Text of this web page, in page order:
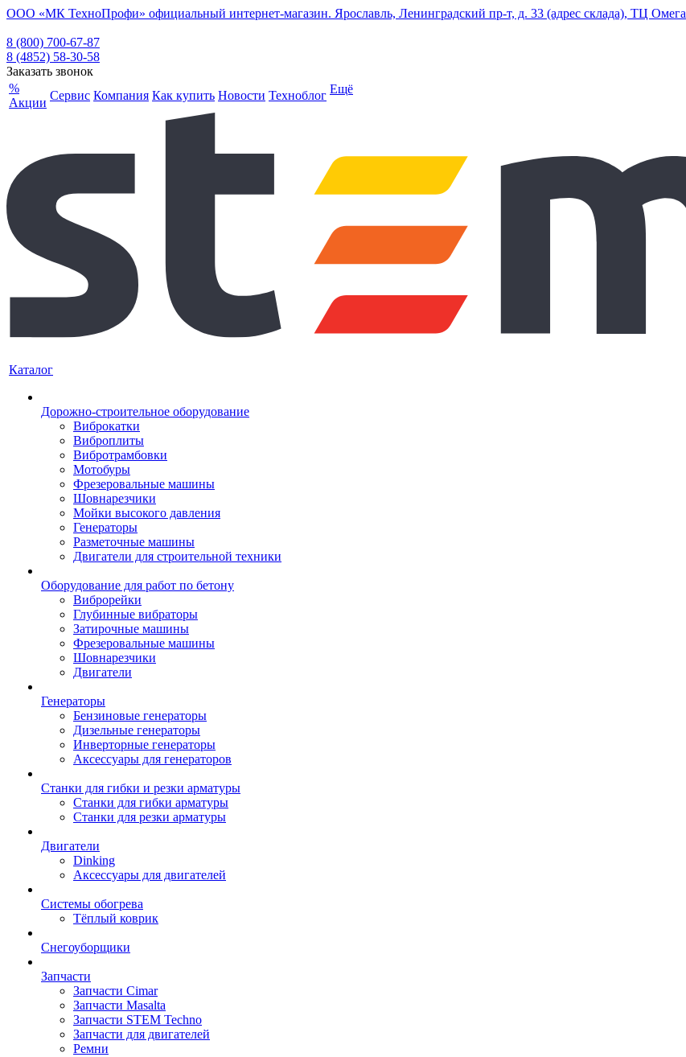
ООО «МК ТехноПрофи» официальный интернет-магазин. Ярославль, Ленинградский пр-т, д. 33 (адрес склада), ТЦ Омега
8 (800) 700-67-87
8 (4852) 58-30-58
Заказать звонок
%
Акции
Сервис Компания Как купить Новости Техноблог Ещё
Каталог
Дорожно-строительное оборудование
Виброкатки
Виброплиты
Вибротрамбовки
Мотобуры
Фрезеровальные машины
Шовнарезчики
Мойки высокого давления
Генераторы
Разметочные машины
Двигатели для строительной техники
Оборудование для работ по бетону
Виброрейки
Глубинные вибраторы
Затирочные машины
Фрезеровальные машины
Шовнарезчики
Двигатели
Генераторы
Бензиновые генераторы
Дизельные генераторы
Инверторные генераторы
Аксессуары для генераторов
Станки для гибки и резки арматуры
Станки для гибки арматуры
Станки для резки арматуры
Двигатели
Dinking
Аксессуары для двигателей
Системы обогрева
Тёплый коврик
Снегоуборщики
Запчасти
Запчасти Cimar
Запчасти Masalta
Запчасти STEM Techno
Запчасти для двигателей
Ремни